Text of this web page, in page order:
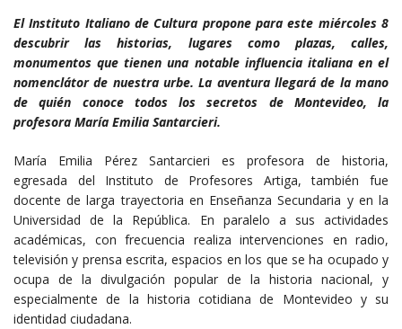
El Instituto Italiano de Cultura propone para este miércoles 8
descubrir las historias, lugares como plazas, calles,
monumentos que tienen una notable influencia italiana en el
nomenclátor de nuestra urbe. La aventura llegará de la mano
de quién conoce todos los secretos de Montevideo, la
profesora María Emilia Santarcieri.
María Emilia Pérez Santarcieri es profesora de historia,
egresada del Instituto de Profesores Artiga, también fue
docente de larga trayectoria en Enseñanza Secundaria y en la
Universidad de la República. En paralelo a sus actividades
académicas, con frecuencia realiza intervenciones en radio,
televisión y prensa escrita, espacios en los que se ha ocupado y
ocupa de la divulgación popular de la historia nacional, y
especialmente de la historia cotidiana de Montevideo y su
identidad ciudadana.